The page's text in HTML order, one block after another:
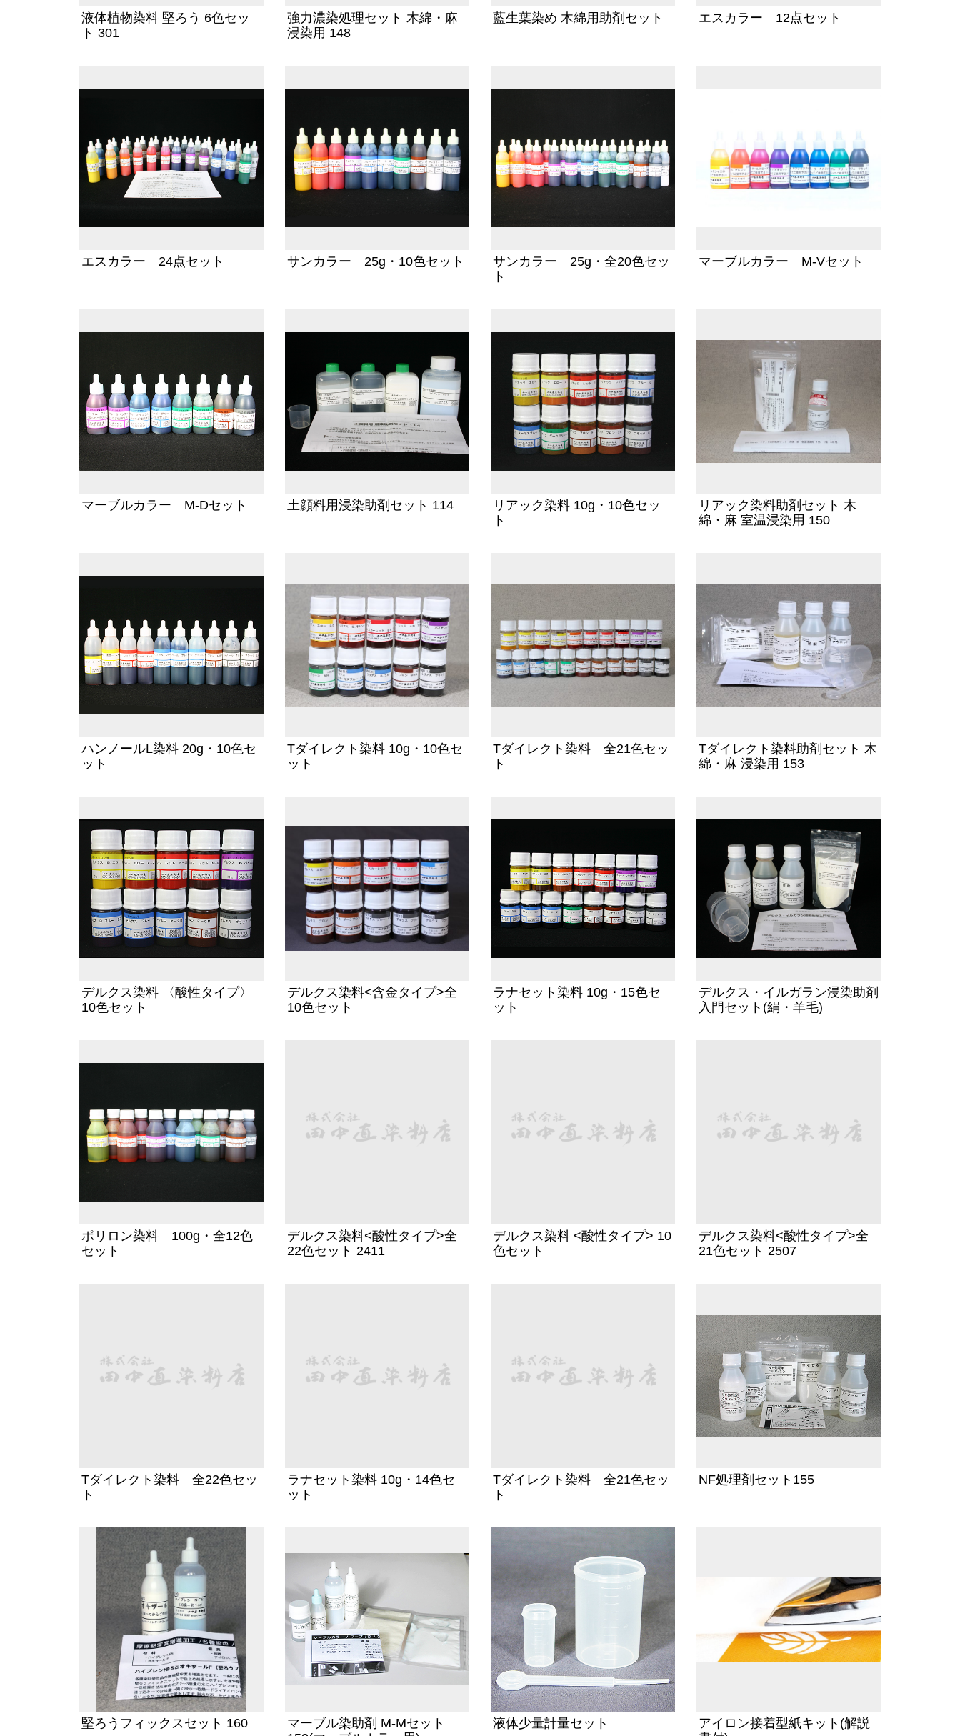
液体植物染料 堅ろう 6色セッ
ト 301
強力濃染処理セット 木綿・麻
浸染用 148
藍生葉染め 木綿用助剤セット エスカラー 12点セット
エスカラー 24点セット サンカラー 25g・10色セット
サンカラー 25g・全20色セッ
ト
マーブルカラー M-Vセット
マーブルカラー M-Dセット 土顔料用浸染助剤セット 114
リアック染料 10g・10色セッ
ト
リアック染料助剤セット 木
綿・麻 室温浸染用 150
ハンノールL染料 20g・10色セ
ット
Tダイレクト染料 10g・10色セ
ット
Tダイレクト染料 全21色セッ
ト
Tダイレクト染料助剤セット 木
綿・麻 浸染用 153
デルクス染料 〈酸性タイプ〉
10色セット
デルクス染料<含金タイプ>全
10色セット
ラナセット染料 10g・15色セ
ット
デルクス・イルガラン浸染助剤
入門セット(絹・羊毛)
ポリロン染料 100g・全12色
セット
デルクス染料<酸性タイプ>全
22色セット 2411
デルクス染料 <酸性タイプ> 10
色セット
デルクス染料<酸性タイプ>全
21色セット 2507
Tダイレクト染料 全22色セッ
ト
ラナセット染料 10g・14色セ
ット
Tダイレクト染料 全21色セッ
ト
NF処理剤セット155
堅ろうフィックスセット 160
マーブル染助剤 M-Mセット
液体少量計量セット
アイロン接着型紙キット(解説